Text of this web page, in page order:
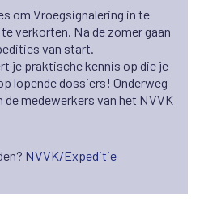
om Vroegsignalering in te
verkorten. Na de zomer gaan
van start.
je praktische kennis op die je
lopende dossiers! Onderweg
medewerkers van het NVVK
NVVK/Expeditie